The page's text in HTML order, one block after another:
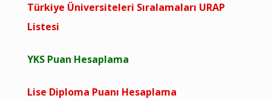
Türkiye Üniversiteleri Sıralamaları URAP
Listesi
YKS Puan Hesaplama
Lise Diploma Puanı Hesaplama